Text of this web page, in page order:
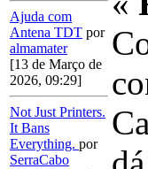
Ajuda com
Antena TDT por
almamater
[13 de Março de
2026, 09:29]
Not Just Printers.
It Bans
Everything. por
SerraCabo